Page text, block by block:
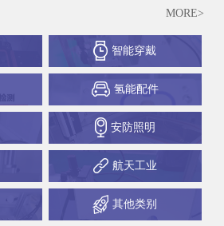
MORE>
智能穿戴
氢能配件
安防照明
航天工业
其他类别